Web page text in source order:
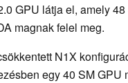
GPU látja el, amely
magnak felel meg.
N1X
egy 40 SM